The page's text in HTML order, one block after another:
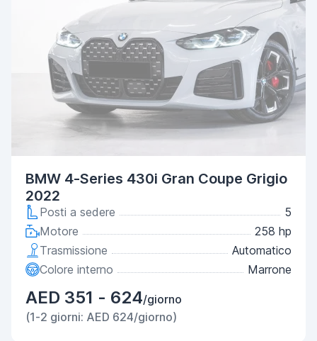
BMW 4-Series 430i Gran Coupe Grigio
2022
Posti a sedere
5
Motore
258 hp
Trasmissione
Automatico
Colore interno
Marrone
AED 351 - 624/giorno
(1-2 giorni: AED 624/giorno)